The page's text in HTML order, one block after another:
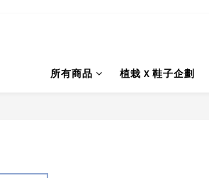
所有商品 植栽 X 鞋子企劃